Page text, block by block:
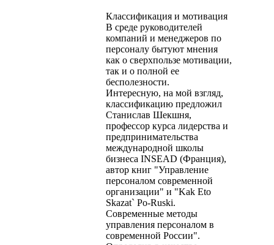
Классификация и мотивация
В среде руководителей
компаний и менеджеров по
персоналу бытуют мнения
как о сверхпользе мотивации,
так и о полной ее
бесполезности.
Интересную, на мой взгляд,
классификацию предложил
Станислав Шекшня,
профессор курса лидерства и
предпринимательства
международной школы
бизнеса INSEAD (Франция),
автор книг "Управление
персоналом современной
организации" и "Kak Eto
Skazat` Po-Ruski.
Современные методы
управления персоналом в
современной России".